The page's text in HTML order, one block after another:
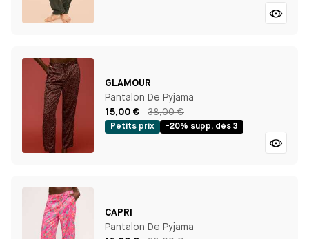
GLAMOUR
Pantalon De Pyjama
15,00 €
38,00 €
Petits prix -20% supp. dès 3
CAPRI
Pantalon De Pyjama